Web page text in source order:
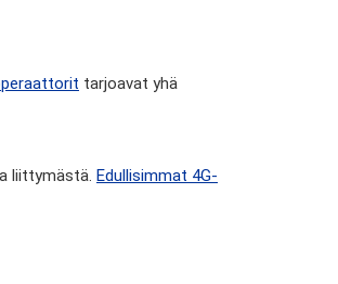
tarjoavat yhä
liittymästä. Edullisimmat 4G-